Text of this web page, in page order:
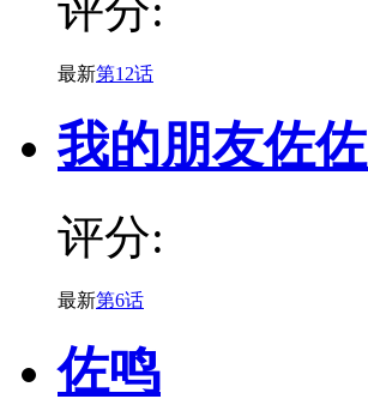
最新第12话
我的朋友佐
评分:
最新第6话
佐鸣